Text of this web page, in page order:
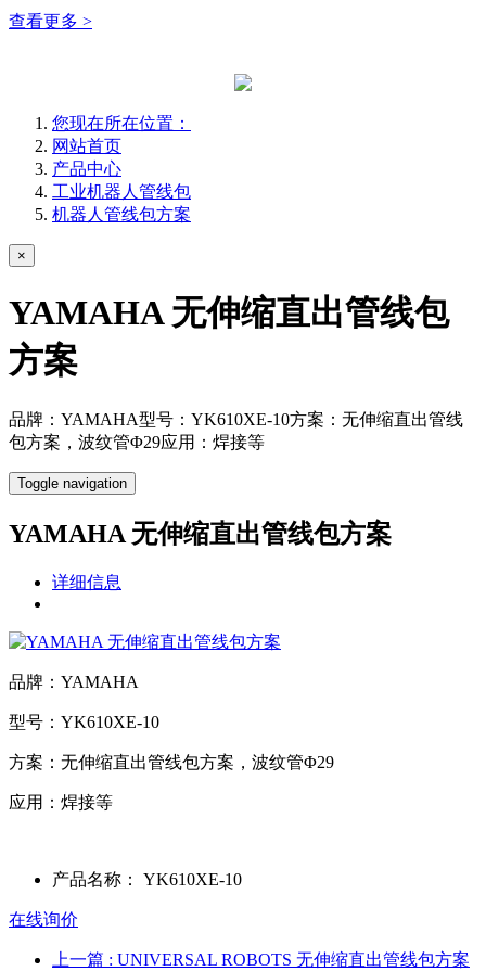
查看更多 >
您现在所在位置：
网站首页
产品中心
工业机器人管线包
机器人管线包方案
×
YAMAHA 无伸缩直出管线包
方案
品牌：YAMAHA型号：YK610XE-10方案：无伸缩直出管线
包方案，波纹管Φ29应用：焊接等
Toggle navigation
YAMAHA 无伸缩直出管线包方案
详细信息
品牌：YAMAHA
型号：YK610XE-10
方案：无伸缩直出管线包方案，波纹管Φ29
应用： 焊接等
产品名称： YK610XE-10
在线询价
上一篇 : UNIVERSAL ROBOTS 无伸缩直出管线包方案